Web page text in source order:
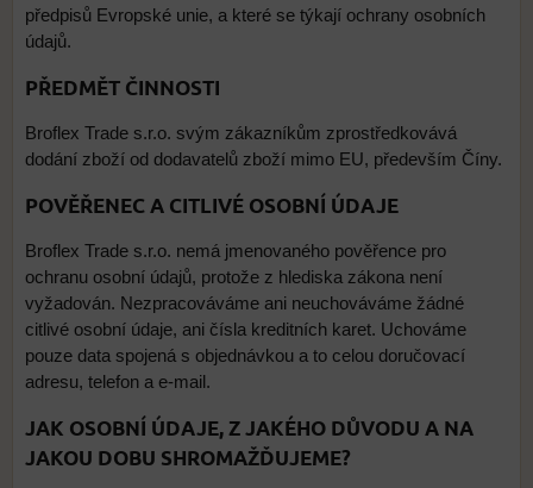
předpisů Evropské unie, a které se týkají ochrany osobních
údajů.
PŘEDMĚT ČINNOSTI
Broflex Trade s.r.o. svým zákazníkům zprostředkovává
dodání zboží od dodavatelů zboží mimo EU, především Číny.
POVĚŘENEC A CITLIVÉ OSOBNÍ ÚDAJE
Broflex Trade s.r.o. nemá jmenovaného pověřence pro
ochranu osobní údajů, protože z hlediska zákona není
vyžadován. Nezpracováváme ani neuchováváme žádné
citlivé osobní údaje, ani čísla kreditních karet. Uchováme
pouze data spojená s objednávkou a to celou doručovací
adresu, telefon a e-mail.
JAK OSOBNÍ ÚDAJE, Z JAKÉHO DŮVODU A NA
JAKOU DOBU SHROMAŽĎUJEME?